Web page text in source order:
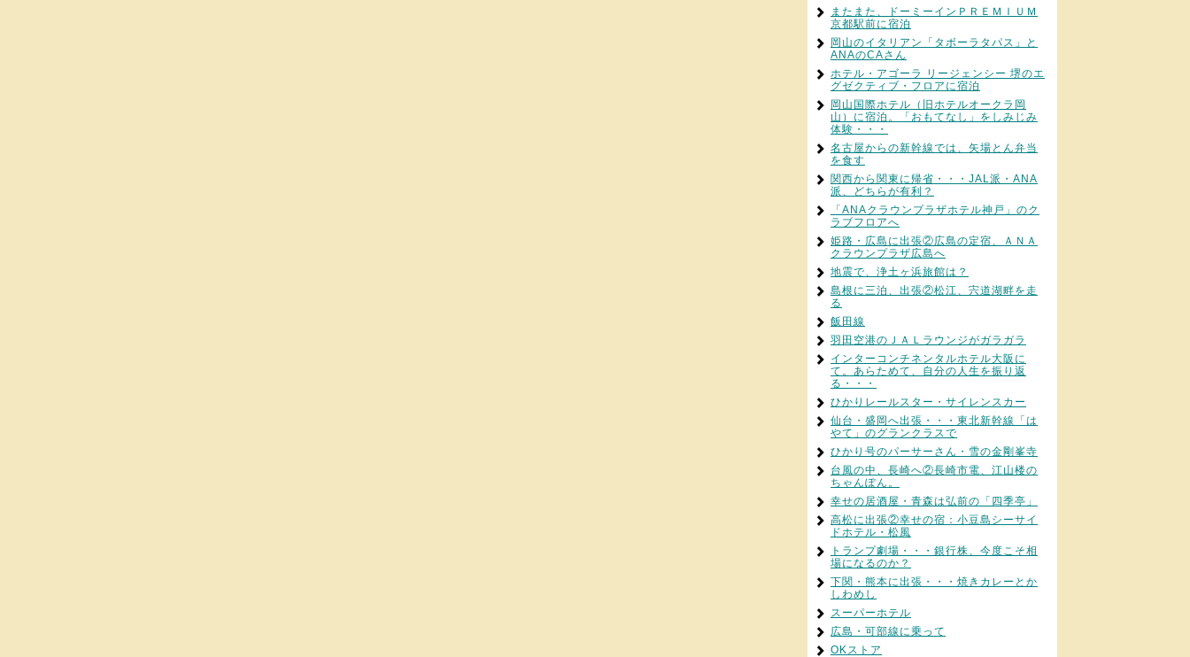
またまた、ドーミーインＰＲＥＭＩＵＭ
京都駅前に宿泊
岡山のイタリアン「タボーラタパス」と
ANAのCAさん
ホテル・アゴーラ リージェンシー 堺のエ
グゼクティブ・フロアに宿泊
岡山国際ホテル（旧ホテルオークラ岡
山）に宿泊。「おもてなし」をしみじみ
体験・・・
名古屋からの新幹線では、矢場とん弁当
を食す
関西から関東に帰省・・・JAL派・ANA
派、どちらが有利？
「ANAクラウンプラザホテル神戸」のク
ラブフロアへ
姫路・広島に出張②広島の定宿、ＡＮＡ
クラウンプラザ広島へ
地震で、浄土ヶ浜旅館は？
島根に三泊、出張②松江、宍道湖畔を走
る
飯田線
羽田空港のＪＡＬラウンジがガラガラ
インターコンチネンタルホテル大阪に
て。あらためて、自分の人生を振り返
る・・・
ひかりレールスター・サイレンスカー
仙台・盛岡へ出張・・・東北新幹線「は
やて」のグランクラスで
ひかり号のパーサーさん・雪の金剛峯寺
台風の中、長崎へ②長崎市電、江山楼の
ちゃんぽん。
幸せの居酒屋・青森は弘前の「四季亭」
高松に出張②幸せの宿：小豆島シーサイ
ドホテル・松風
トランプ劇場・・・銀行株、今度こそ相
場になるのか？
下関・熊本に出張・・・焼きカレーとか
しわめし
スーパーホテル
広島・可部線に乗って
OKストア